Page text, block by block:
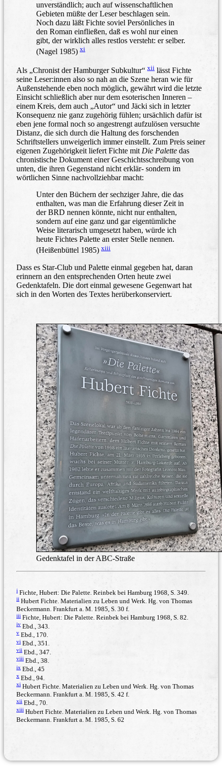
unverständlich; auch auf wissenschaftlichen
Gebieten müßte der Leser beschlagen sein.
Noch dazu läßt Fichte soviel Persönliches in
den Roman einfließen, daß es wohl nur einen
gibt, der wirklich alles restlos versteht: er selber.
(Nagel 1985) xi
Als „Chronist der Hamburger Subkultur“ xii lässt Fichte
seine Leser:innen also so nah an die Szene heran wie für
Außenstehende eben noch möglich, gewährt wird die letzte
Einsicht schließlich aber nur dem esoterischen Inneren –
einem Kreis, dem auch „Autor“ und Jäcki sich in letzter
Konsequenz nie ganz zugehörig fühlen; ursächlich dafür ist
eben jene formal noch so angestrengt aufzulösen versuchte
Distanz, die sich durch die Haltung des forschenden
Schriftstellers unweigerlich immer einstellt. Zum Preis seiner
eigenen Zugehörigkeit liefert Fichte mit Die Palette das
chronistische Dokument einer Geschichtsschreibung von
unten, die ihren Gegenstand nicht erklär- sondern im
wörtlichen Sinne nachvollziehbar macht:
Unter den Büchern der sechziger Jahre, die das
enthalten, was man die Erfahrung dieser Zeit in
der BRD nennen könnte, nicht nur enthalten,
sondern auf eine ganz und gar eigentümliche
Weise literarisch umgesetzt haben, würde ich
heute Fichtes Palette an erster Stelle nennen.
(Heißenbüttel 1985) xiii
Dass es Star-Club und Palette einmal gegeben hat, daran
erinnern an den entsprechenden Orten heute zwei
Gedenktafeln. Die dort einmal gewesene Gegenwart hat
sich in den Worten des Textes herüberkonserviert.
Gedenktafel in der ABC-Straße
i Fichte, Hubert: Die Palette. Reinbek bei Hamburg 1968, S. 349.
ii Hubert Fichte. Materialien zu Leben und Werk. Hg. von Thomas
Beckermann. Frankfurt a. M. 1985, S. 30 f.
iii Fichte, Hubert: Die Palette. Reinbek bei Hamburg 1968, S. 82.
iv Ebd., 343.
v Ebd., 170.
vi Ebd., 351.
vii Ebd., 347.
viii Ebd., 38.
ix Ebd., 45
x Ebd., 94.
xi Hubert Fichte. Materialien zu Leben und Werk. Hg. von Thomas
Beckermann. Frankfurt a. M. 1985, S. 42 f.
xii Ebd., 70.
xiii Hubert Fichte. Materialien zu Leben und Werk. Hg. von Thomas
Beckermann. Frankfurt a. M. 1985, S. 62